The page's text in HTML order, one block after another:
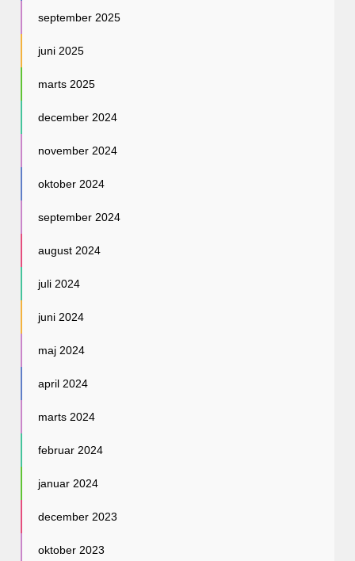
september 2025
juni 2025
marts 2025
december 2024
november 2024
oktober 2024
september 2024
august 2024
juli 2024
juni 2024
maj 2024
april 2024
marts 2024
februar 2024
januar 2024
december 2023
oktober 2023